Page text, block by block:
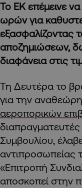
Το ΕΚ επέμεινε
ωρών για
εξασφαλίζοντας
αποζημιώσεων,
διαφάνεια στις
Τη Δευτέρα το
για την
αεροπορικών
διαπραγματευτές
Συμβουλίου,
αντιπροσωπείας
«Επιτροπή
αποσκοπεί στην